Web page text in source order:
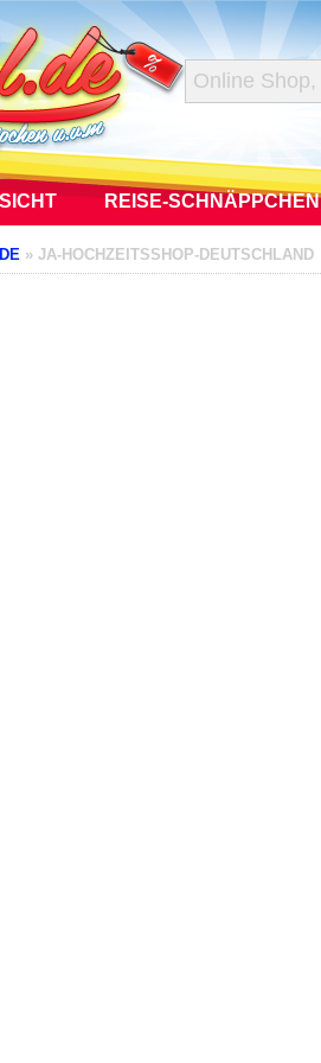
REISE-SCHNÄPPCHEN
» JA-HOCHZEITSSHOP-DEUTSCHLAND